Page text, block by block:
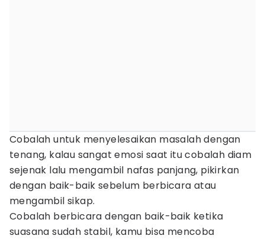
Cobalah untuk menyelesaikan masalah dengan
tenang, kalau sangat emosi saat itu cobalah diam
sejenak lalu mengambil nafas panjang, pikirkan
dengan baik-baik sebelum berbicara atau
mengambil sikap.
Cobalah berbicara dengan baik-baik ketika
suasana sudah stabil, kamu bisa mencoba